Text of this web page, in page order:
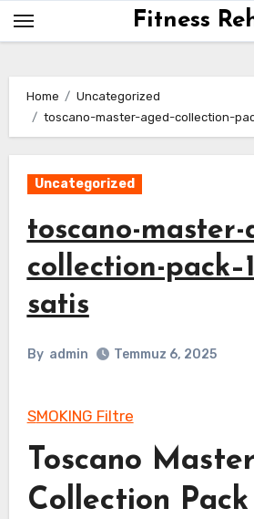
Skip
to
Fitness
Home
Uncategorized
toscano-master-aged-collection-
Uncategorized
toscano-master-
collection-
satis
By admin Temmuz 6, 2025
SMOKING Filtre
Toscano
Collection Pack